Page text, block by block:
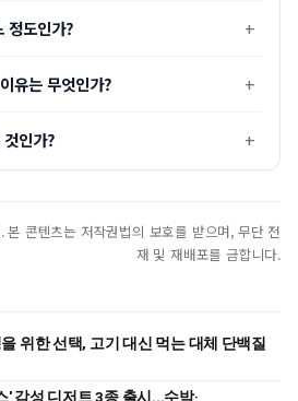
정도인가?
유는 무엇인가?
인가?
콘텐츠는 저작권법의 보호를 받으며, 무단 전
재 및 재배포를 금합니다.
위한 선택, 고기 대신 먹는 대체 단백질
' 감성 디저트 3종 출시...수박·